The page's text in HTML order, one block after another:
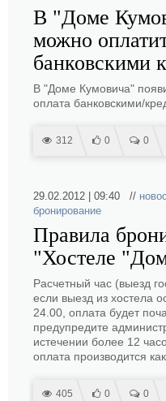
В "Доме
можно
банковскими
В "Доме Кумовича"
оплата банковскими/
312 0 0
29.02.2012 | 09:40 //
бронирование
Правила
"Хостеле
Расчетный час (выезд
если выезд из хостела
24.00, оплата будет
предупредите
истечении более 12
оплата производится
405 0 0